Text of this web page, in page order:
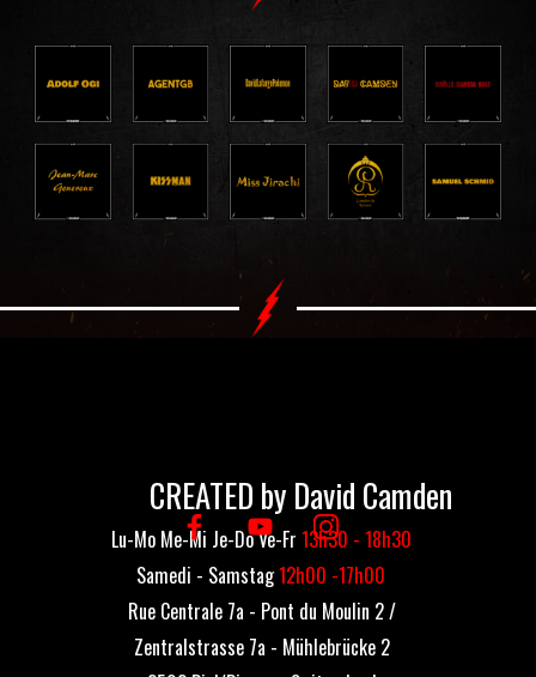
Rue Centrale 7a - Pont du Moulin 2 /
Zentralstrasse 7a - Mühlebrücke 2
Lu-Mo Me-Mi Je-Do Ve-Fr 13h30 - 18h30
Samedi - Samstag12h00 -17h00
CREATED by David Camden